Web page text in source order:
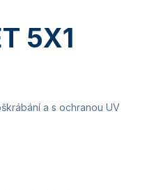
5X1
a s ochranou UV